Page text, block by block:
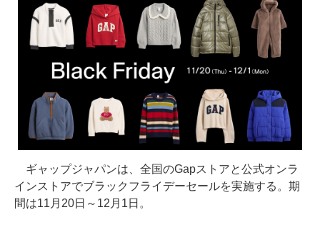
ギャップジャパンは、全国のGapストアと公式オンラ
インストアでブラックフライデーセールを実施する。期
間は11月20日～12月1日。